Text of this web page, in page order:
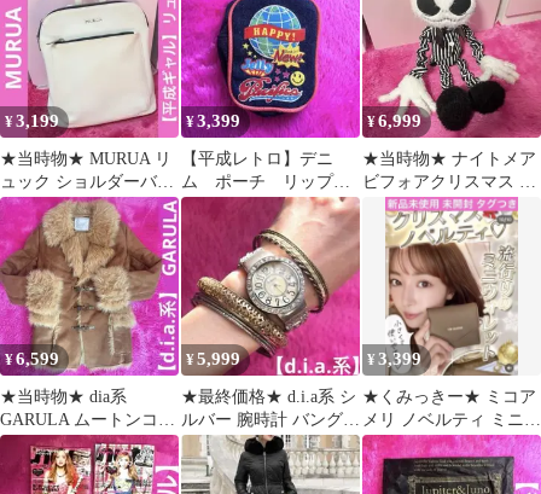
¥3,199
★当時物★ MURUA リ
ュック ショルダーバッ
グ 2way 白【平成ギャ
ル】
¥3,399
【平成レトロ】デニ
ム ポーチ リップポ
ーチ にこちゃん y2k
¥6,999
★当時物★ ナイトメア
ビフォアクリスマス ジ
ャック ぬいぐるみ 【平
成レトロ】
¥6,599
★当時物★ dia系
GARULA ムートンコー
ト【平成ギャル】 ガル
ラ 美品
¥5,999
★最終価格★ d.i.a系 シ
ルバー 腕時計 バングル
【平成ギャル】ジャン
ク品
¥3,399
★くみっきー★ ミコア
メリ ノベルティ ミニウ
ォレット 三つ折り財布
新品未使用